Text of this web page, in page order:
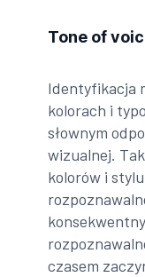
Tone of
Identyfikacja
kolorach i
słownym
wizualnej.
kolorów i
czasem